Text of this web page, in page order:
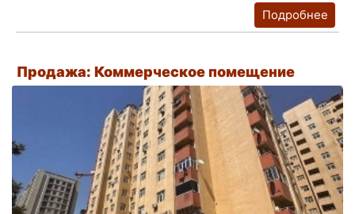
Подробнее
Продажа: Коммерческое помещение